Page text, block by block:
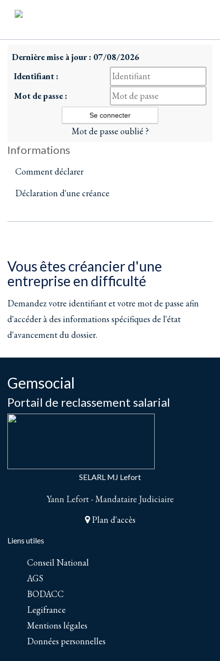
Dernière mise à jour : 07/08/2026
Identifiant :
Mot de passe :
Mot de passe oublié ?
Informations
Comment déclarer
Déclaration d'une créance
Vous êtes créancier d'une
entreprise en difficulté
Demandez votre identifiant et votre mot de passe afin
d'accéder à des informations spécifiques de l'état
d'avancement du dossier.
Gemsocial
Portail de reclassement salarial
SELARL MJ Lefort
Yann Lefort - Mandataire Judiciaire
Plan d'accès
Liens utiles
Conseil National
AGS
BODACC
Legifrance
Mentions légales
Données personnelles